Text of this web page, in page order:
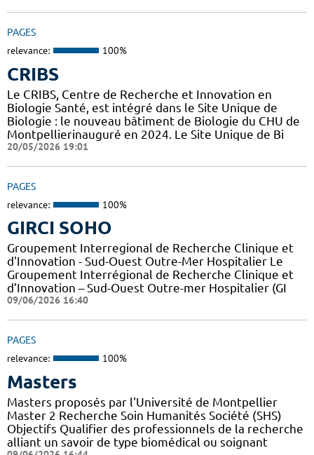
PAGES
relevance: 100%
CRIBS
Le CRIBS, Centre de Recherche et Innovation en
Biologie Santé, est intégré dans le Site Unique de
Biologie : le nouveau bâtiment de Biologie du CHU de
Montpellierinauguré en 2024. Le Site Unique de Bi
20/05/2026 19:01
PAGES
relevance: 100%
GIRCI SOHO
Groupement Interregional de Recherche Clinique et
d'Innovation - Sud-Ouest Outre-Mer Hospitalier Le
Groupement Interrégional de Recherche Clinique et
d’Innovation – Sud-Ouest Outre-mer Hospitalier (GI
09/06/2026 16:40
PAGES
relevance: 100%
Masters
Masters proposés par l'Université de Montpellier
Master 2 Recherche Soin Humanités Société (SHS)
Objectifs Qualifier des professionnels de la recherche
alliant un savoir de type biomédical ou soignant